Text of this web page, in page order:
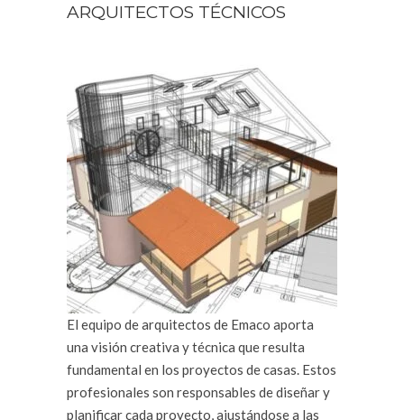
ARQUITECTOS TÉCNICOS
El equipo de arquitectos de Emaco aporta
una visión creativa y técnica que resulta
fundamental en los proyectos de casas. Estos
profesionales son responsables de diseñar y
planificar cada proyecto, ajustándose a las